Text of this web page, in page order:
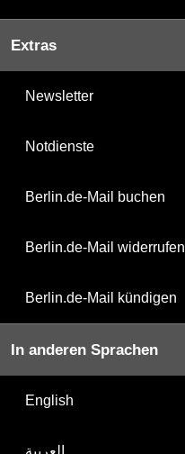
Extras
Newsletter
Notdienste
Berlin.de-Mail buchen
Berlin.de-Mail widerrufen
Berlin.de-Mail kündigen
In anderen Sprachen
English
العربية